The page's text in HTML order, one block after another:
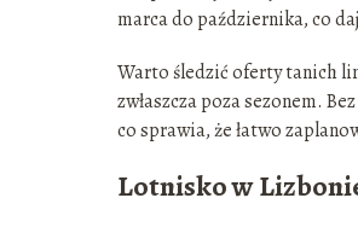
marca do października, co
Warto śledzić oferty tanich
zwłaszcza poza sezonem.
co sprawia, że łatwo
Lotnisko w